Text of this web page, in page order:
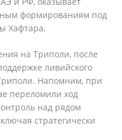
формированиям под
Хафтара.
на Триполи, после
ливийского
Напомним, при
переломили ход
над рядом
стратегически